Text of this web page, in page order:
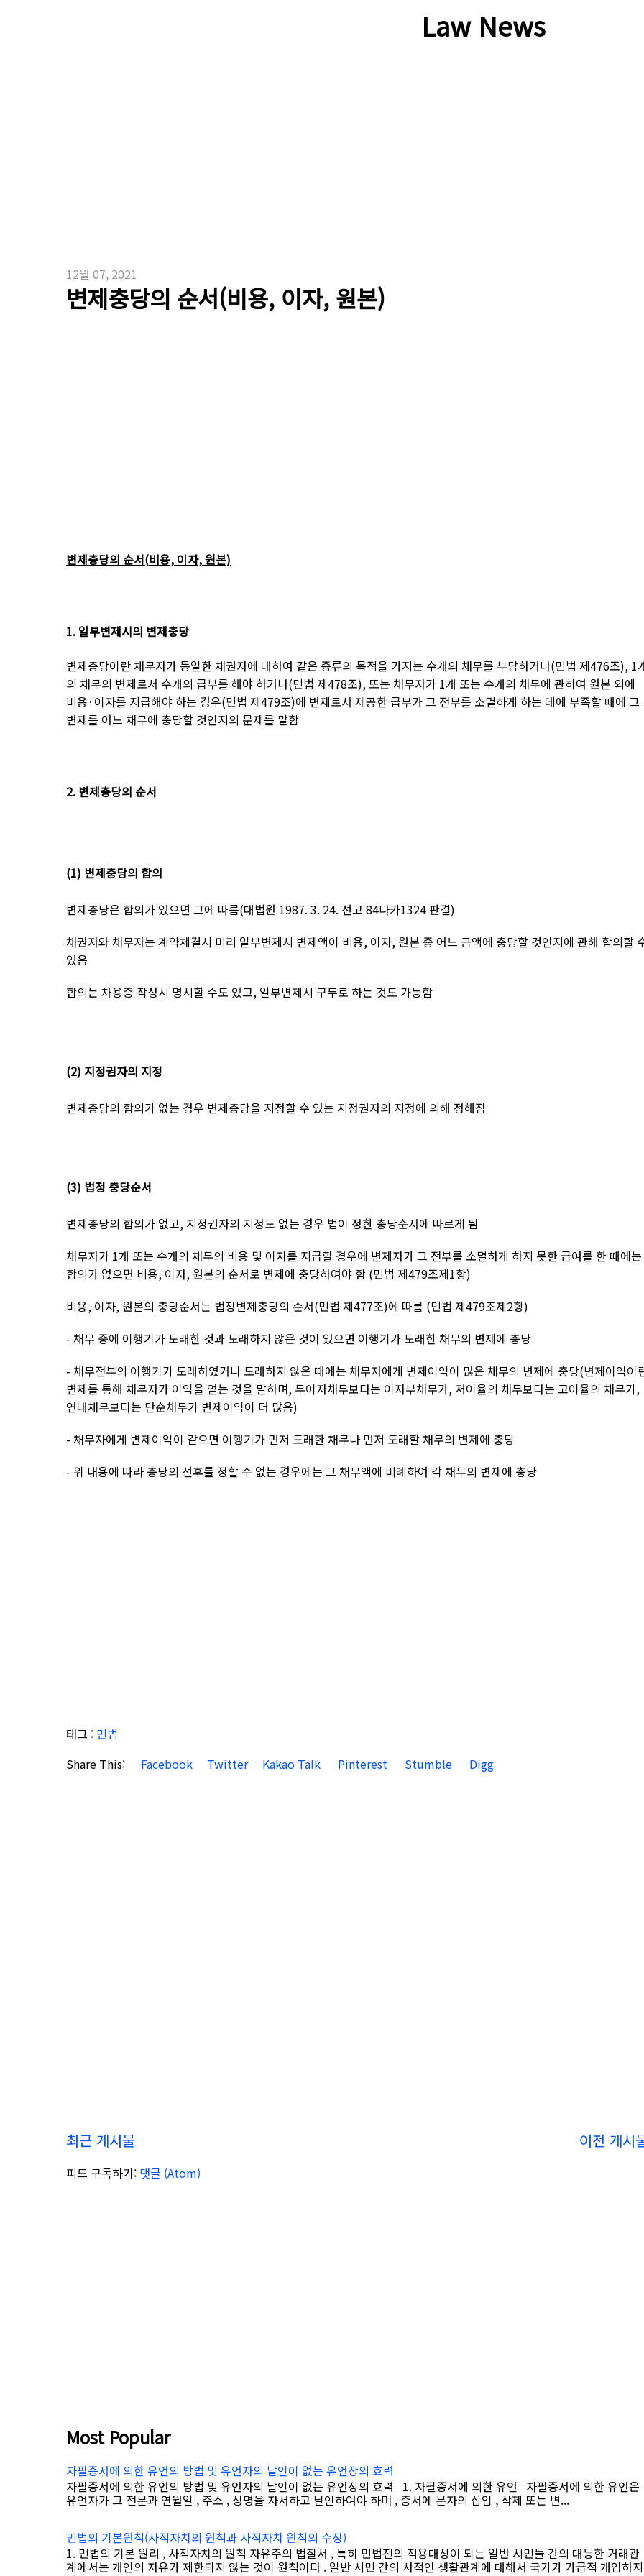
Law News
12월 07, 2021
변제충당의 순서(비용, 이자, 원본)
변제충당의 순서(비용, 이자,원본)
1. 일부변제시의 변제충당
변제충당이란 채무자가 동일한 채권자에 대하여 같은 종류의 목적을 가지는 수개의 채무를 부담하거나(민법 제476조), 1
의 채무의 변제로서 수개의 급부를 해야 하거나(민법 제478조), 또는 채무자가 1개 또는 수개의 채무에 관하여 원본 외에
비용· 이자를 지급해야 하는 경우(민법 제479조)에 변제로서 제공한 급부가 그 전부를 소멸하게 하는 데에 부족할 때에 그
변제를 어느 채무에 충당할 것인지의 문제를 말함
2. 변제충당의 순서
(1) 변제충당의 합의
변제충당은 합의가 있으면 그에 따름(대법원 1987. 3. 24. 선고 84다카1324 판결)
채권자와 채무자는 계약체결시 미리 일부변제시 변제액이 비용, 이자,원본 중 어느 금액에 충당할 것인지에 관해 합의할
있음
합의는 차용증 작성시 명시할 수도 있고, 일부변제시 구두로 하는 것도 가능함
(2) 지정권자의 지정
변제충당의 합의가 없는 경우 변제충당을 지정할 수 있는 지정권자의 지정에 의해 정해짐
(3) 법정 충당순서
변제충당의 합의가 없고, 지정권자의 지정도 없는 경우 법이 정한 충당순서에 따르게 됨
채무자가 1개 또는 수개의 채무의 비용 및 이자를 지급할 경우에 변제자가 그 전부를 소멸하게 하지 못한 급여를 한 때에는
합의가 없으면 비용, 이자,원본의 순서로 변제에 충당하여야 함 (민법 제479조제1항)
비용, 이자,원본의 충당순서는 법정변제충당의 순서(민법 제477조)에 따름 (민법 제479조제2항)
- 채무 중에 이행기가 도래한 것과 도래하지 않은 것이 있으면 이행기가 도래한 채무의 변제에 충당
- 채무전부의 이행기가 도래하였거나 도래하지 않은 때에는 채무자에게 변제이익이 많은 채무의 변제에 충당(변제이익이
변제를 통해 채무자가 이익을 얻는 것을 말하며, 무이자채무보다는 이자부채무가, 저이율의 채무보다는 고이율의 채무가,
연대채무보다는 단순채무가 변제이익이 더 많음)
- 채무자에게 변제이익이 같으면 이행기가 먼저 도래한 채무나 먼저 도래할 채무의 변제에 충당
- 위 내용에 따라 충당의 선후를 정할 수 없는 경우에는 그 채무액에 비례하여 각 채무의 변제에 충당
태그 : 민법
Share This:
Facebook Twitter Kakao Talk Pinterest Stumble Digg
최근 게시물 이전 게시
피드 구독하기: 댓글 (Atom)
Most Popular
자필증서에 의한 유언의 방법 및 유언자의 날인이 없는 유언장의 효력
자필증서에 의한 유언의 방법 및 유언자의 날인이 없는 유언장의 효력 1. 자필증서에 의한 유언 자필증서에 의한 유언은
유언자가 그 전문과 연월일 , 주소 , 성명을 자서하고 날인하여야 하며 , 증서에 문자의 삽입 , 삭제 또는 변...
민법의 기본원칙(사적자치의 원칙과 사적자치 원칙의 수정)
1. 민법의 기본 원리 , 사적자치의 원칙 자유주의 법질서 , 특히 민법전의 적용대상이 되는 일반 시민들 간의 대등한 거래관
계에서는 개인의 자유가 제한되지 않는 것이 원칙이다 . 일반 시민 간의 사적인 생활관계에 대해서 국가가 가급적 개입하지